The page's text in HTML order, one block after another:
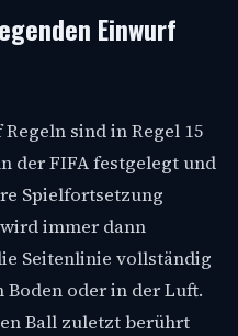
Einwurf
sind in Regel 15
der FIFA festgelegt und
Spielfortsetzung
immer dann
Seitenlinie vollständig
oder in der Luft.
Ball zuletzt berührt